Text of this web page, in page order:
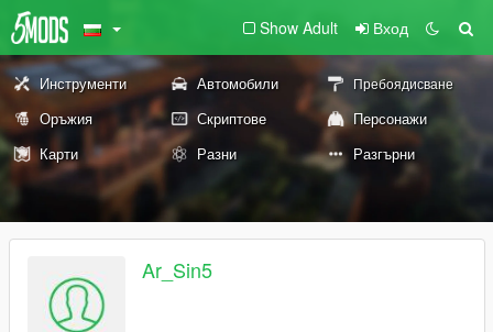
Show Adult Вход
Инструменти Автомобили Пребоядисване
Оръжия Скриптове
Персонажи
Карти
Разни Разгърни
Ar_Sin5